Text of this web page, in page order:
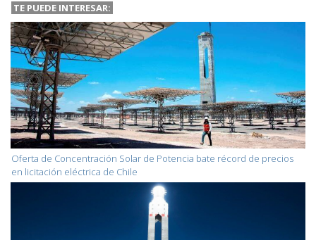
TE PUEDE INTERESAR:
Oferta de Concentración Solar de Potencia bate récord de precios
en licitación eléctrica de Chile